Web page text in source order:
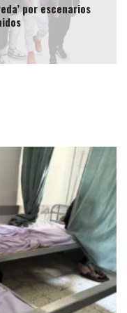
por escenarios